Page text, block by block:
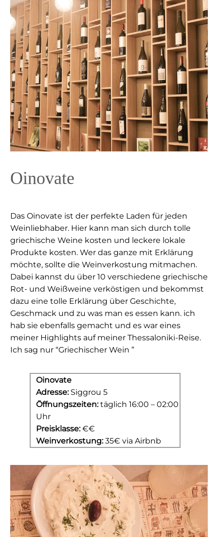
Oinovate
Das Oinovate ist der perfekte Laden für jeden
Weinliebhaber. Hier kann man sich durch tolle
griechische Weine kosten und leckere lokale
Produkte kosten. Wer das ganze mit Erklärung
möchte, sollte die Weinverkostung mitmachen.
Dabei kannst du über 10 verschiedene griechische
Rot- und Weißweine verköstigen und bekommst
dazu eine tolle Erklärung über Geschichte,
Geschmack und zu was man es essen kann. ich
hab sie ebenfalls gemacht und es war eines
meiner Highlights auf meiner Thessaloniki-Reise.
Ich sag nur “Griechischer Wein ”
Oinovate
Adresse:Siggrou 5
Öffnungszeiten:täglich 16:00 – 02:00
Uhr
Preisklasse:€€
Weinverkostung:35€ via Airbnb